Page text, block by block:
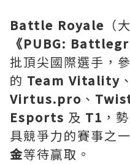
Battle Royale （
《PUBG:
批頂尖國際選手，
的 Team Vitality 、
Virtus.pro 、
Esports 及 T1 ，
具競爭力的賽事之
金等待贏取。